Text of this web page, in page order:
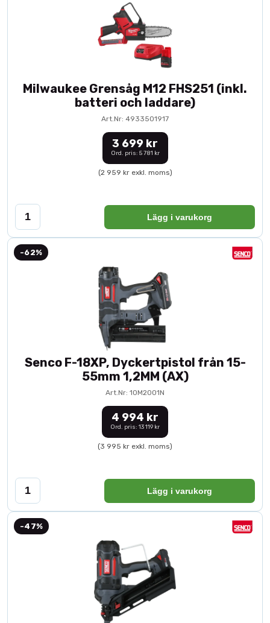
Milwaukee Grensåg M12 FHS251 (inkl.
batteri och laddare)
Art.Nr: 4933501917
3 699 kr
Ord. pris: 5 781 kr
(2 959 kr exkl. moms)
Lägg i varukorg
-62%
Senco F-18XP, Dyckertpistol från 15-
55mm 1,2MM (AX)
Art.Nr: 10M2001N
4 994 kr
Ord. pris: 13 119 kr
(3 995 kr exkl. moms)
Lägg i varukorg
-47%